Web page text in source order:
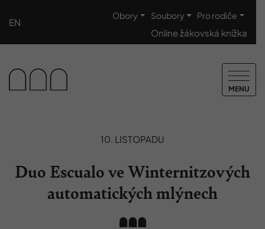
EN
Obory Soubory Pro rodiče
Online žákovská knížka
MENU
10. LISTOPADU
Duo Escualo ve Winternitzových
automatických mlýnech